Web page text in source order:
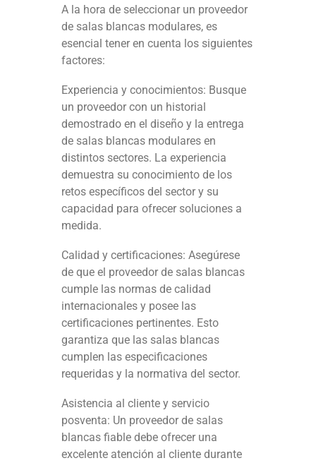
A la hora de seleccionar un proveedor
de salas blancas modulares, es
esencial tener en cuenta los siguientes
factores:
Experiencia y conocimientos: Busque
un proveedor con un historial
demostrado en el diseño y la entrega
de salas blancas modulares en
distintos sectores. La experiencia
demuestra su conocimiento de los
retos específicos del sector y su
capacidad para ofrecer soluciones a
medida.
Calidad y certificaciones: Asegúrese
de que el proveedor de salas blancas
cumple las normas de calidad
internacionales y posee las
certificaciones pertinentes. Esto
garantiza que las salas blancas
cumplen las especificaciones
requeridas y la normativa del sector.
Asistencia al cliente y servicio
posventa: Un proveedor de salas
blancas fiable debe ofrecer una
excelente atención al cliente durante